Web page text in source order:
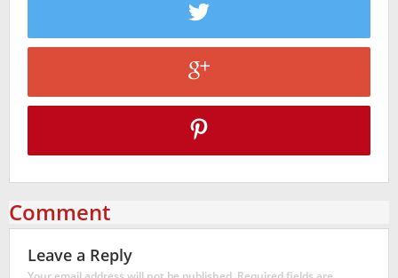
Comment
Leave a Reply